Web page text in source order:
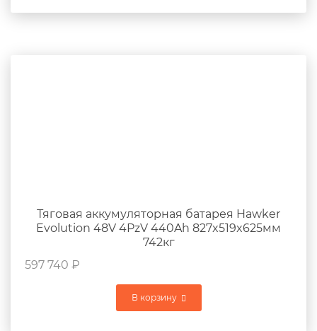
Тяговая аккумуляторная батарея Hawker
Evolution 48V 4PzV 440Ah 827x519x625мм
742кг
597 740 ₽
В корзину